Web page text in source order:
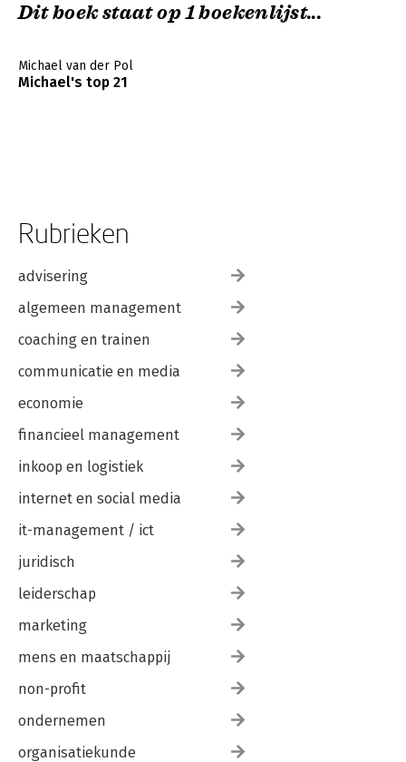
Dit boek staat op 1 boekenlijst...
Michael van der Pol
Michael's top 21
Rubrieken
advisering
algemeen management
coaching en trainen
communicatie en media
economie
financieel management
inkoop en logistiek
internet en social media
it-management / ict
juridisch
leiderschap
marketing
mens en maatschappij
non-profit
ondernemen
organisatiekunde